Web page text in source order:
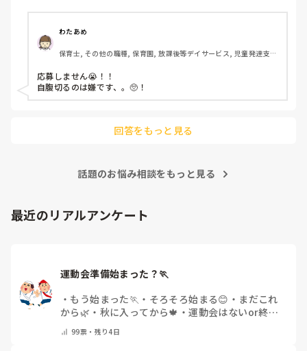
わたあめ
保育士, その他の職種, 保育園, 放課後等デイサービス, 児童発達支援
応募しません😭！！
自腹切るのは嫌です、。🥺！
回答をもっと見る
話題のお悩み相談をもっと見る
最近のリアルアンケート
運動会準備始まった？🏃
・ もう始まった🏃 ・ そろそろ始まる😊 ・ まだこれ
から🌿 ・ 秋に入ってから🍁 ・運動会はないor終わ
99票・ 残り4日